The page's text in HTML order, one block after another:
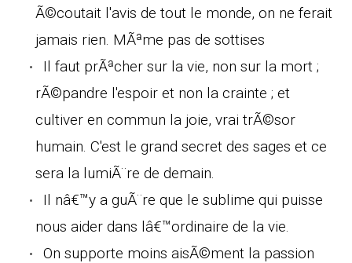
Ã©coutait l'avis de tout le monde, on ne ferait
jamais rien. MÃªme pas de sottises
Il faut prÃªcher sur la vie, non sur la mort ;
rÃ©pandre l'espoir et non la crainte ; et
cultiver en commun la joie, vrai trÃ©sor
humain. C'est le grand secret des sages et ce
sera la lumiÃ¨re de demain.
Il nâ€™y a guÃ¨re que le sublime qui puisse
nous aider dans lâ€™ordinaire de la vie.
On supporte moins aisÃ©ment la passion